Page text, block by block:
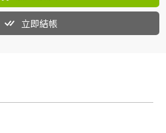
立即結帳